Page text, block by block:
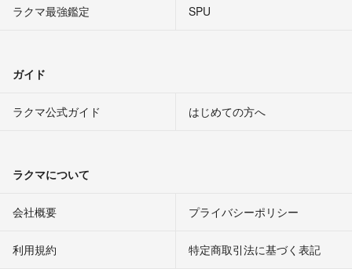
ラクマ最強鑑定
SPU
ガイド
ラクマ公式ガイド はじめての方へ
ラクマについて
会社概要 プライバシーポリシー
利用規約 特定商取引法に基づく表記